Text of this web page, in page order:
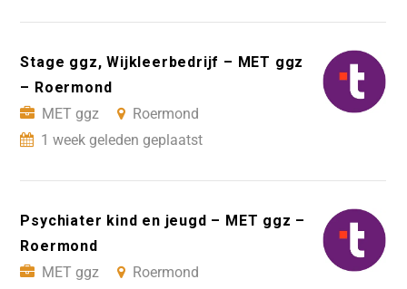
Stage ggz, Wijkleerbedrijf – MET ggz
– Roermond
MET ggz
Roermond
1 week geleden geplaatst
Psychiater kind en jeugd – MET ggz –
Roermond
MET ggz
Roermond